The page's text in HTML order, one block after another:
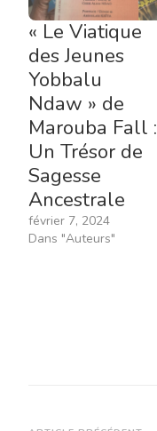
« Le Viatique
des Jeunes
Yobbalu
Ndaw » de
Marouba Fall :
Un Trésor de
Sagesse
Ancestrale
février 7, 2024
Dans "Auteurs"